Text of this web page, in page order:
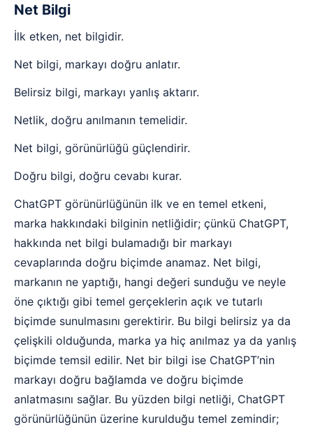
Net Bilgi
İlk etken, net bilgidir.
Net bilgi, markayı doğru anlatır.
Belirsiz bilgi, markayı yanlış aktarır.
Netlik, doğru anılmanın temelidir.
Net bilgi, görünürlüğü güçlendirir.
Doğru bilgi, doğru cevabı kurar.
ChatGPT görünürlüğünün ilk ve en temel etkeni,
marka hakkındaki bilginin netliğidir; çünkü ChatGPT,
hakkında net bilgi bulamadığı bir markayı
cevaplarında doğru biçimde anamaz. Net bilgi,
markanın ne yaptığı, hangi değeri sunduğu ve neyle
öne çıktığı gibi temel gerçeklerin açık ve tutarlı
biçimde sunulmasını gerektirir. Bu bilgi belirsiz ya da
çelişkili olduğunda, marka ya hiç anılmaz ya da yanlış
biçimde temsil edilir. Net bir bilgi ise ChatGPT’nin
markayı doğru bağlamda ve doğru biçimde
anlatmasını sağlar. Bu yüzden bilgi netliği, ChatGPT
görünürlüğünün üzerine kurulduğu temel zemindir;